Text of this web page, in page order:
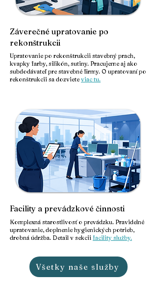
Záverečné upratovanie po
rekonštrukcii
Upratovanie po rekonštrukcii stavebný prach,
kvapky farby, silikón, sutiny. Pracujeme aj ako
subdodávateľ pre stavebné firmy. O upratovaní po
rekonštrukcii sa dozviete viac tu.
Facility a prevádzkové činnosti
Komplexná starostlivosť o prevádzku. Pravidelné
upratovanie, doplnenie hygienických potrieb,
drobná údržba. Detail v sekcii facility služby.
Všetky naše služby